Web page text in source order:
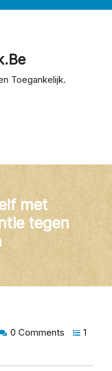
Toegankelijk.
met
tegen
0 Comments
1